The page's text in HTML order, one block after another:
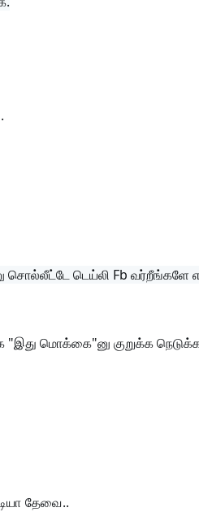
டெய்லி Fb வர்றீங்களே
"இது மொக்கை"னு குறுக்க
தேவை..